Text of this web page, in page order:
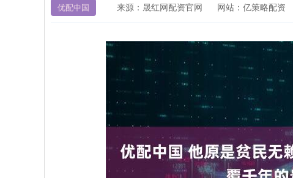
优配中国 来源：晟红网配资官网 网站：亿策略配资